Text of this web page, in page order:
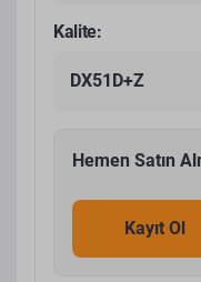
Kalite:
DX51D+Z
Hemen Satın
Kayıt Ol